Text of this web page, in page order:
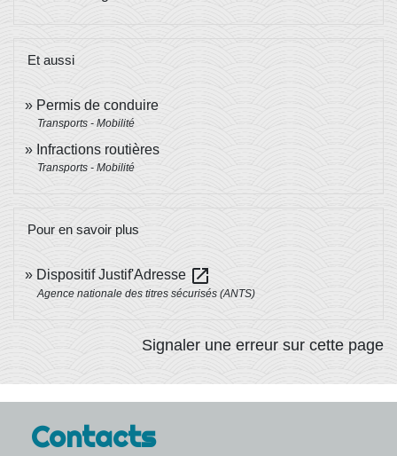
Et aussi
Permis de conduire
Transports - Mobilité
Infractions routières
Transports - Mobilité
Pour en savoir plus
Dispositif Justif'Adresse open_in_new
Agence nationale des titres sécurisés (ANTS)
Signaler une erreur sur cette page
Contacts